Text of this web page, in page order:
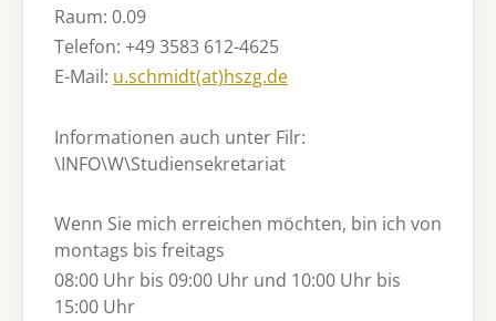
Raum: 0.09
Telefon: +49 3583 612-4625
E-Mail: u.schmidt(at)hszg.de
Informationen auch unter Filr:
\INFO\W\Studiensekretariat
Wenn Sie mich erreichen möchten, bin ich von
montags bis freitags
08:00 Uhr bis 09:00 Uhr und 10:00 Uhr bis
15:00 Uhr